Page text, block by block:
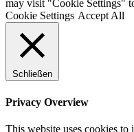
may visit "Cookie Settings"
Cookie Settings Accept All
Schließen
Privacy Overview
This website uses cookies to